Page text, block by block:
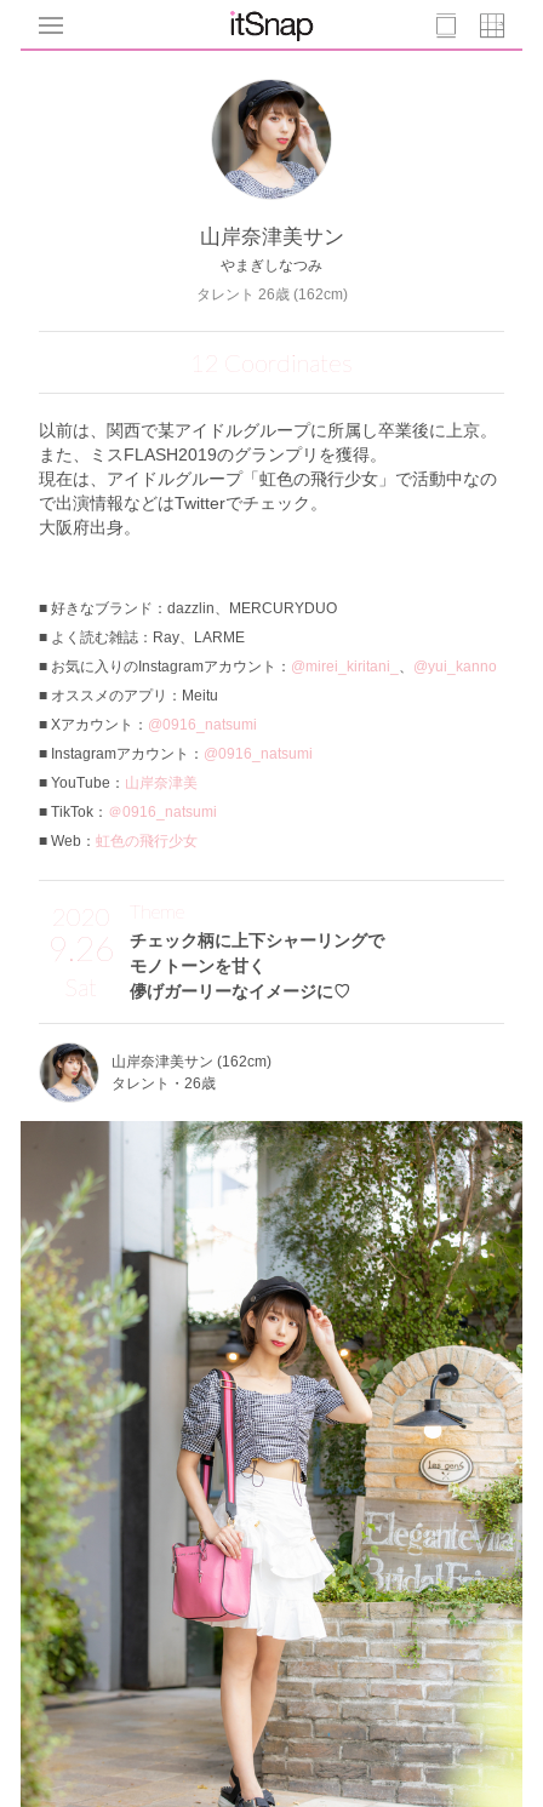
山岸奈津美サン
やまぎしなつみ
タレント 26歳 (162cm)
12 Coordinates
以前は、関西で某アイドルグループに所属し卒業後に上京。
また、ミスFLASH2019のグランプリを獲得。
現在は、アイドルグループ「虹色の飛行少女」で活動中なの
で出演情報などはTwitterでチェック。
大阪府出身。
好きなブランド：dazzlin、MERCURYDUO
よく読む雑誌：Ray、LARME
お気に入りのInstagramアカウント： @mirei_kiritani_ 、 @yui_kanno
オススメのアプリ：Meitu
Xアカウント： @0916_natsumi
Instagramアカウント： @0916_natsumi
YouTube： 山岸奈津美
TikTok： ＠0916_natsumi
Web： 虹色の飛行少女
9.26
Sat
チェック柄に上下シャーリングで
モノトーンを甘く
儚げガーリーなイメージに♡
Theme
山岸奈津美サン (162cm)
タレント・26歳